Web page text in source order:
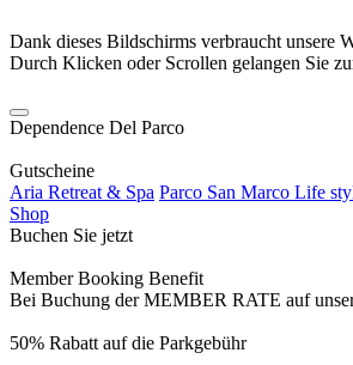
Dank dieses Bildschirms verbraucht unsere
Durch Klicken oder Scrollen gelangen Sie
Dependence Del Parco
Gutscheine
Aria Retreat & Spa Parco San Marco Life
Shop
Buchen Sie jetzt
Member Booking Benefit
Bei Buchung der MEMBER RATE auf
50% Rabatt auf die Parkgebühr